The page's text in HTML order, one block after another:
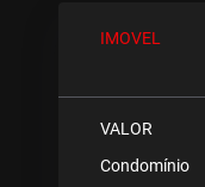
IMOVEL
VALOR
Condomínio